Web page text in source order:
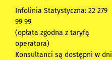
Infolinia Statystyczna: 22 279
99 99
(opłata zgodna z taryfą
operatora)
Konsultanci są dostępni w dni